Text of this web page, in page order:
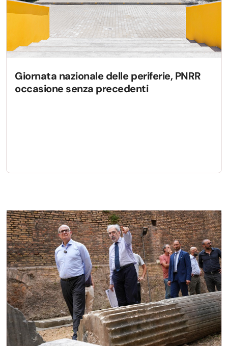
Giornata nazionale delle periferie, PNRR
occasione senza precedenti